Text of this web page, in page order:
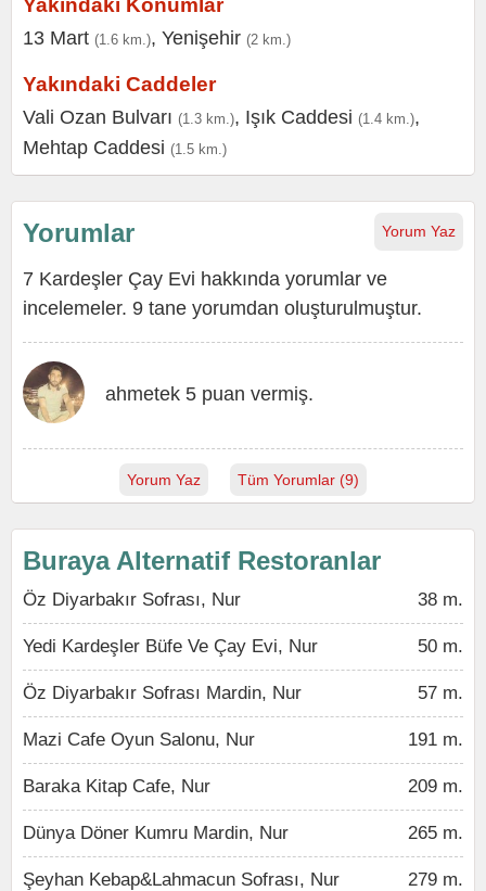
Yakındaki Konumlar
13 Mart (1.6 km.), Yenişehir (2 km.)
Yakındaki Caddeler
Vali Ozan Bulvarı (1.3 km.), Işık Caddesi (1.4 km.),
Mehtap Caddesi (1.5 km.)
Yorum Yaz
Yorumlar
7 Kardeşler Çay Evi hakkında yorumlar ve
incelemeler. 9 tane yorumdan oluşturulmuştur.
ahmetek 5 puan vermiş.
Yorum Yaz Tüm Yorumlar (9)
Buraya Alternatif Restoranlar
Öz Diyarbakır Sofrası, Nur 38 m.
Yedi Kardeşler Büfe Ve Çay Evi, Nur 50 m.
Öz Diyarbakır Sofrası Mardin, Nur 57 m.
Mazi Cafe Oyun Salonu, Nur 191 m.
Baraka Kitap Cafe, Nur 209 m.
Dünya Döner Kumru Mardin, Nur 265 m.
Şeyhan Kebap&Lahmacun Sofrası, Nur 279 m.